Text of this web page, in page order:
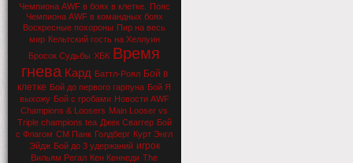
Чемпиона AWF в боях в клетке.
Пояс
Чемпиона AWF в командных боях
Воскресные похороны Пир на весь
мир Кельтский гость на Хеллуин
Бросок Судьбы ХБК Время
гнева Кард Баттл-Роял Бой в
клетке Бой до первого гарпуна Бой Я
выхожу Бой с гробами Новости AWF
Champions & Loosers Main Looser vs
Triple champions tea Джек Сваггер Бой
с Флагом СМ Панк Голдберг Курт Энгл
Эйдж Бой до 3 удержаний игрок
Вильям Регал Кен Кеннеди The